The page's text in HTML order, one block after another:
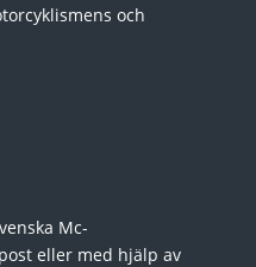
och
Mc-
eller med hjälp av